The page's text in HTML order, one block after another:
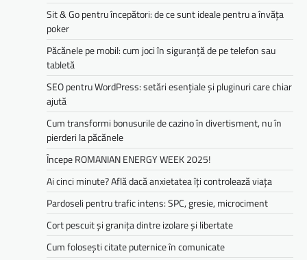
Sit & Go pentru începători: de ce sunt ideale pentru a învăța
poker
Păcănele pe mobil: cum joci în siguranță de pe telefon sau
tabletă
SEO pentru WordPress: setări esențiale și pluginuri care chiar
ajută
Cum transformi bonusurile de cazino în divertisment, nu în
pierderi la păcănele
Începe ROMANIAN ENERGY WEEK 2025!
Ai cinci minute? Află dacă anxietatea îți controlează viața
Pardoseli pentru trafic intens: SPC, gresie, microciment
Cort pescuit și granița dintre izolare și libertate
Cum folosești citate puternice în comunicate